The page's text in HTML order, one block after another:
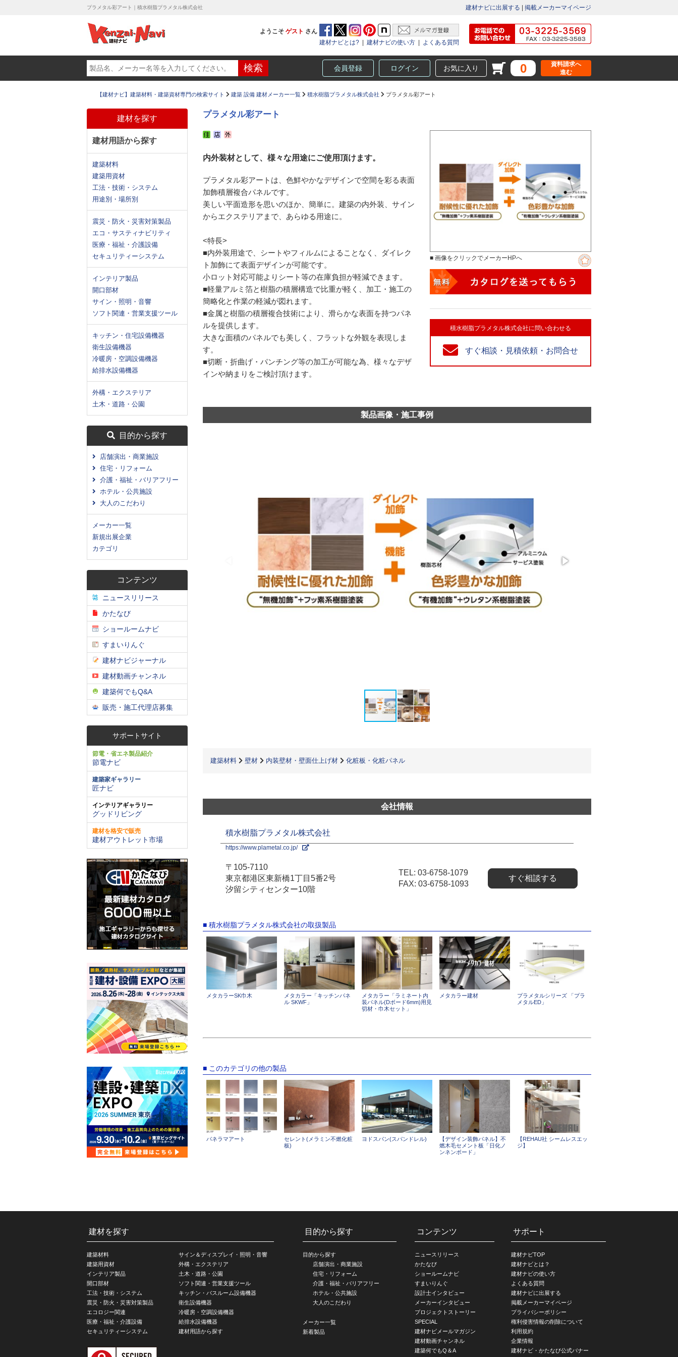
プラメタル彩アート｜積水樹脂プラメタル株式会社 建材ナビに出展する 掲載メーカーマイページ
ようこそ ゲスト さん
建材ナビとは?
建材ナビの使い方 よくある質問
会員登録 ログイン お気に入り 0
資料請求へ
進む
【建材ナビ】建築材料・建築資材専門の検索サイト 建築 設備 建材メーカー一覧 積水樹脂プラメタル株式会社 プラメタル彩アート
建材を探す
建材用語から探す
建築材料
建築用資材
工法・技術・システム
用途別・場所別
震災・防火・災害対策製品
エコ・サスティナビリティ
医療・福祉・介護設備
セキュリティーシステム
インテリア製品
開口部材
サイン・照明・音響
ソフト関連・営業支援ツール
キッチン・住宅設備機器
衛生設備機器
冷暖房・空調設備機器
給排水設備機器
外構・エクステリア
土木・道路・公園
目的から探す
店舗演出・商業施設
住宅・リフォーム
介護・福祉・バリアフリー
ホテル・公共施設
大人のこだわり
メーカー一覧
新規出展企業
カテゴリ
コンテンツ
ニュースリリース
かたなび
ショールームナビ
すまいりんぐ
建材ナビジャーナル
建材動画チャンネル
建築何でもQ&A
販売・施工代理店募集
サポートサイト
節電・省エネ製品紹介
節電ナビ
建築家ギャラリー
匠ナビ
インテリアギャラリー
グッドリビング
建材を格安で販売
建材アウトレット市場
プラメタル彩アート
内外装材として、様々な用途にご使用頂けます。
プラメタル彩アートは、色鮮やかなデザインで空間を彩る表面
加飾積層複合パネルです。
美しい平面造形を思いのほか、簡単に。建築の内外装、サイン
からエクステリアまで、あらゆる用途に。
<特長>
■内外装用途で、シートやフィルムによることなく、ダイレク
ト加飾にて表面デザインが可能です。
小ロット対応可能よりシート等の在庫負担が軽減できます。
■軽量アルミ箔と樹脂の積層構造で比重が軽く、加工・施工の
簡略化と作業の軽減が図れます。
■金属と樹脂の積層複合技術により、滑らかな表面を持つパネ
ルを提供します。
大きな面積のパネルでも美しく、フラットな外観を表現しま
す。
■切断・折曲げ・パンチング等の加工が可能な為、様々なデザ
インや納まりをご検討頂けます。
■ 画像をクリックでメーカーHPへ
積水樹脂プラメタル株式会社に問い合わせる
すぐ相談・見積依頼・お問合せ
製品画像・施工事例
建築材料 壁材 内装壁材・壁面仕上げ材 化粧板・化粧パネル
会社情報
積水樹脂プラメタル株式会社
https://www.plametal.co.jp/
〒105-7110
東京都港区東新橋1丁目5番2号
汐留シティセンター10階
TEL: 03-6758-1079
FAX: 03-6758-1093
すぐ相談する
■ 積水樹脂プラメタル株式会社の取扱製品
メタカラーSK巾木
メタカラー「キッチンパネ
ル SKWF」
メタカラー「ラミネート内
装パネル(Dボード6mm)用見
切材・巾木セット」
メタカラー建材
プラメタルシリーズ 「プラ
メタルED」
■ このカテゴリの他の製品
パネラマアート
セレント(メラミン不燃化粧
板)
ヨドスパン(スパンドレル)
【デザイン装飾パネル】不
燃木毛セメント板「日化ノ
ンネンボード」
【REHAU社 シームレスエッ
ジ】
建材を探す
建築材料
建築用資材
インテリア製品
開口部材
工法・技術・システム
震災・防火・災害対策製品
エコロジー関連
医療・福祉・介護設備
セキュリティーシステム
サイン＆ディスプレイ・照明・音響
外構・エクステリア
土木・道路・公園
ソフト関連・営業支援ツール
キッチン・バスルーム設備機器
衛生設備機器
冷暖房・空調設備機器
給排水設備機器
建材用語から探す
目的から探す
目的から探す
店舗演出・商業施設
住宅・リフォーム
介護・福祉・バリアフリー
ホテル・公共施設
大人のこだわり
メーカー一覧
新着製品
コンテンツ
ニュースリリース
かたなび
ショールームナビ
すまいりんぐ
設計士インタビュー
メーカーインタビュー
プロジェクトストーリー
SPECIAL
建材ナビメールマガジン
建材動画チャンネル
建築何でもQ＆A
サポート
建材ナビTOP
建材ナビとは？
建材ナビの使い方
よくある質問
建材ナビに出展する
掲載メーカーマイページ
プライバシーポリシー
権利侵害情報の削除について
利用規約
企業情報
建材ナビ・かたなび公式バナー